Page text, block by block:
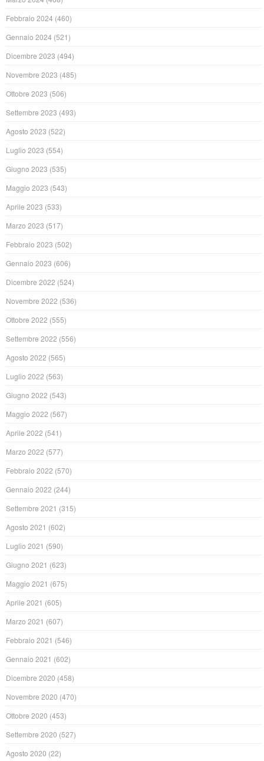
Febbraio 2024 (460)
Gennaio 2024 (521)
Dicembre 2023 (494)
Novembre 2023 (485)
Ottobre 2023 (506)
Settembre 2023 (493)
Agosto 2023 (522)
Luglio 2023 (554)
Giugno 2023 (535)
Maggio 2023 (543)
Aprile 2023 (533)
Marzo 2023 (517)
Febbraio 2023 (502)
Gennaio 2023 (606)
Dicembre 2022 (524)
Novembre 2022 (536)
Ottobre 2022 (555)
Settembre 2022 (556)
Agosto 2022 (565)
Luglio 2022 (563)
Giugno 2022 (543)
Maggio 2022 (567)
Aprile 2022 (541)
Marzo 2022 (577)
Febbraio 2022 (570)
Gennaio 2022 (244)
Settembre 2021 (315)
Agosto 2021 (602)
Luglio 2021 (590)
Giugno 2021 (623)
Maggio 2021 (675)
Aprile 2021 (605)
Marzo 2021 (607)
Febbraio 2021 (546)
Gennaio 2021 (602)
Dicembre 2020 (458)
Novembre 2020 (470)
Ottobre 2020 (453)
Settembre 2020 (527)
Agosto 2020 (22)